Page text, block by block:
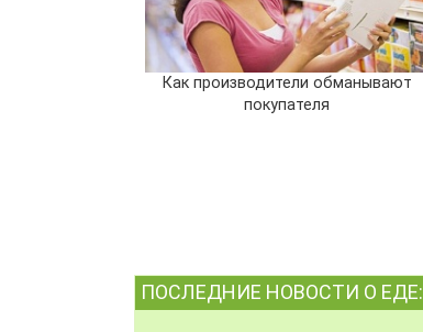
Как производители обманывают
покупателя
ПОСЛЕДНИЕ НОВОСТИ О ЕДЕ: